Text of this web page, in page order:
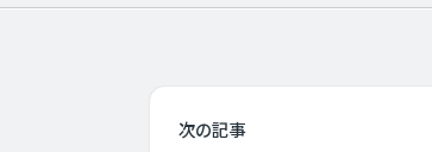
次の記事